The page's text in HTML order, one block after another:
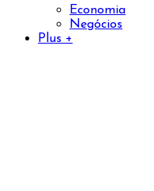
Economia
Negócios
Plus +